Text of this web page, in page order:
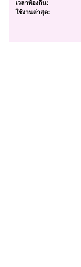
เวลาท้องถิ่น:
ใช้งานล่าสุด: